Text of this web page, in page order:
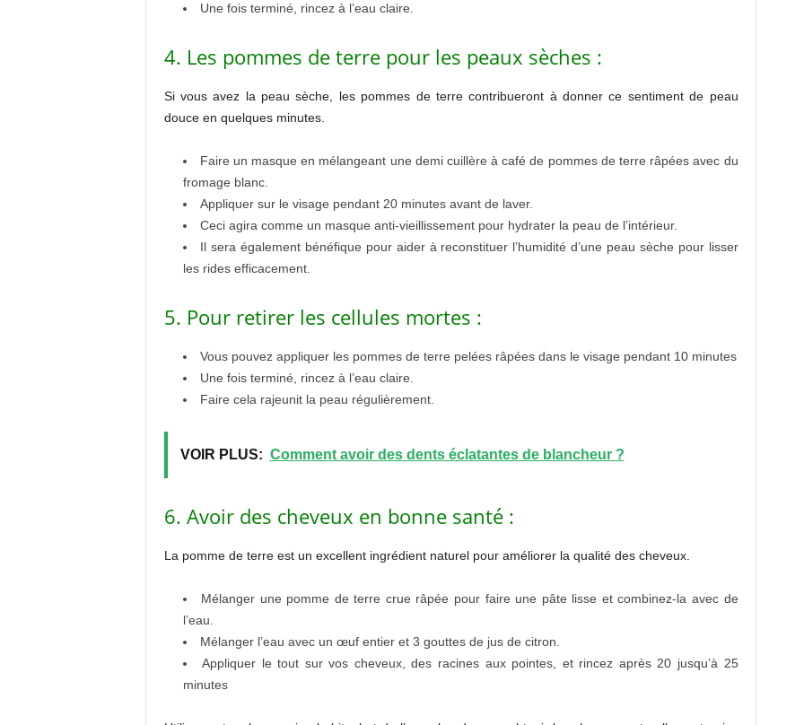
Une fois terminé, rincez à l’eau claire.
4. Les pommes de terre pour les peaux sèches :
Si vous avez la peau sèche, les pommes de terre contribueront à donner ce sentiment de peau
douce en quelques minutes.
Faire un masque en mélangeant une demi cuillère à café de pommes de terre râpées avec du
fromage blanc.
Appliquer sur le visage pendant 20 minutes avant de laver.
Ceci agira comme un masque anti-vieillissement pour hydrater la peau de l’intérieur.
Il sera également bénéfique pour aider à reconstituer l’humidité d’une peau sèche pour lisser
les rides efficacement.
5. Pour retirer les cellules mortes :
Vous pouvez appliquer les pommes de terre pelées râpées dans le visage pendant 10 minutes
Une fois terminé, rincez à l’eau claire.
Faire cela rajeunit la peau régulièrement.
VOIR PLUS: Comment avoir des dents éclatantes de blancheur ?
6. Avoir des cheveux en bonne santé :
La pomme de terre est un excellent ingrédient naturel pour améliorer la qualité des cheveux.
Mélanger une pomme de terre crue râpée pour faire une pâte lisse et combinez-la avec de
l’eau.
Mélanger l’eau avec un œuf entier et 3 gouttes de jus de citron.
Appliquer le tout sur vos cheveux, des racines aux pointes, et rincez après 20 jusqu’à 25
minutes